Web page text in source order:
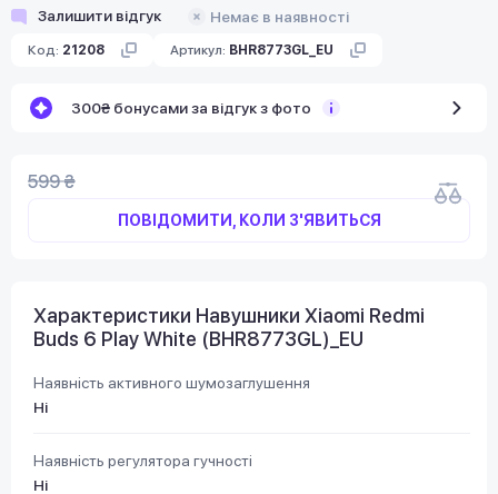
Залишити відгук Немає в наявності
Код: 21208 Артикул: BHR8773GL_EU
300₴ бонусами за відгук з фото
599 ₴
ПОВІДОМИТИ, КОЛИ З'ЯВИТЬСЯ
Характеристики Навушники Xiaomi Redmi
Buds 6 Play White (BHR8773GL)_EU
Наявність активного шумозаглушення
Ні
Наявність регулятора гучності
Ні